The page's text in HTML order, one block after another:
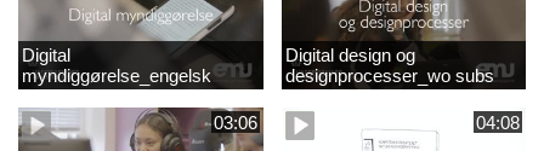
Digital
myndiggørelse_engelsk
Digital design og
designprocesser_wo subs
03:06 04:08